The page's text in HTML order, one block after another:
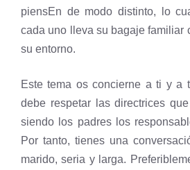
piensEn de modo distinto, lo
cada uno lleva su bagaje familiar
su entorno.
Este tema os concierne a ti y a
debe respetar las directrices
siendo los padres los
Por tanto, tienes una
marido, seria y larga.